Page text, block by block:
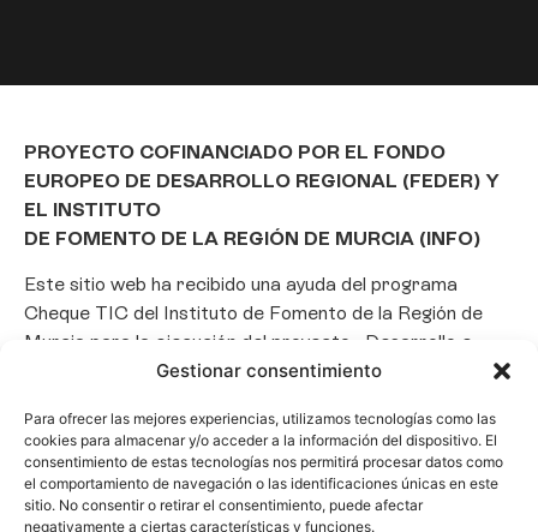
Gestionar consentimiento
Para ofrecer las mejores experiencias, utilizamos tecnologías como las
cookies para almacenar y/o acceder a la información del dispositivo. El
consentimiento de estas tecnologías nos permitirá procesar datos como
el comportamiento de navegación o las identificaciones únicas en este
sitio. No consentir o retirar el consentimiento, puede afectar
negativamente a ciertas características y funciones.
EUROPEO DE DESARROLLO REGIONAL (FEDER) Y
EL INSTITUTO
DE FOMENTO DE LA REGIÓN DE MURCIA (INFO)
Este sitio web ha recibido una ayuda del programa
Cheque TIC del Instituto de Fomento de la Región de
Murcia para la ejecución del proyecto «Desarrollo e
implantación de un Chatbot de Inteligencia Artificial
basado en el framework Laravel», con el objetivo de
de consultas y la optimización de la gestión de clientes
en el ámbito empresarial.